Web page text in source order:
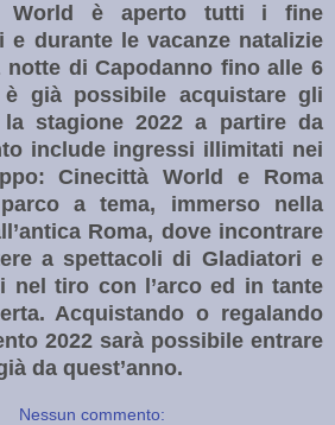
World è aperto tutti i fine
e durante le vacanze natalizie
notte di Capodanno fino alle 6
è già possibile acquistare gli
stagione 2022 a partire da
include ingressi illimitati nei
Cinecittà World e Roma
a tema, immerso nella
Roma, dove incontrare
a spettacoli di Gladiatori e
nel tiro con l’arco ed in tante
Acquistando o regalando
2022 sarà possibile entrare
da quest’anno.
Nessun commento: